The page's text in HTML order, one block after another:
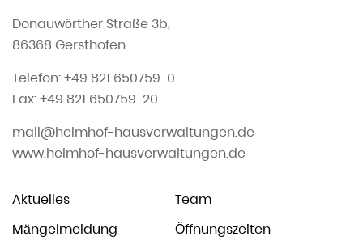
Donauwörther Straße 3b,
86368 Gersthofen
Telefon: +49 821 650759-0
Fax: +49 821 650759-20
mail@helmhof-hausverwaltungen.de
www.helmhof-hausverwaltungen.de
Aktuelles
Team
Mängelmeldung
Öffnungszeiten